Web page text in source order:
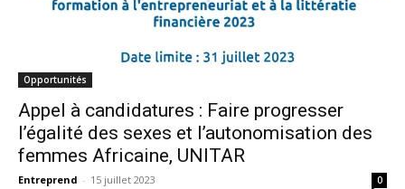
Opportunités
Appel à candidatures : Faire progresser
l’égalité des sexes et l’autonomisation des
femmes Africaine, UNITAR
Entreprend - 15 juillet 2023 0